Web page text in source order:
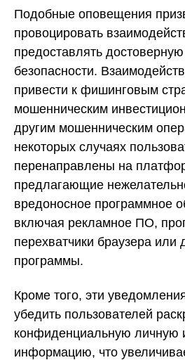
Подобные оповещения
провоцировать
предоставлять
безопасности.
привести к фишинговым
мошенническим
другим мошенническим
некоторых случаях
перенаправлены на
предлагающие
вредоносное программное
включая рекламное ПО,
перехватчики браузера
программы.
Кроме того, эти
убедить пользователей
конфиденциальную личную
информацию, что